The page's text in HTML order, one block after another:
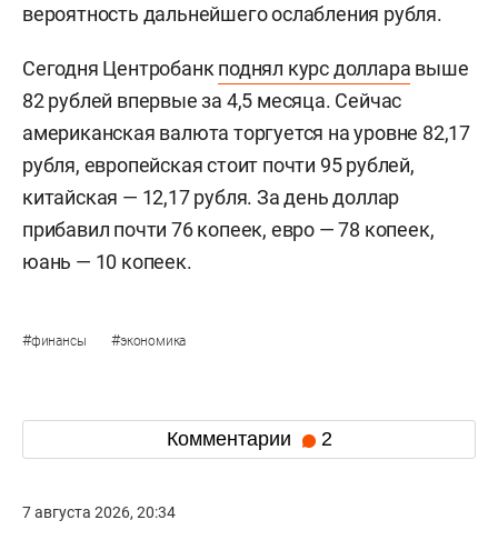
вероятность дальнейшего ослабления рубля.
Сегодня Центробанк поднял курс доллара выше
82 рублей впервые за 4,5 месяца. Сейчас
американская валюта торгуется на уровне 82,17
рубля, европейская стоит почти 95 рублей,
китайская — 12,17 рубля. За день доллар
прибавил почти 76 копеек, евро — 78 копеек,
юань — 10 копеек.
#финансы #экономика
Комментарии 2
7 августа 2026, 20:34